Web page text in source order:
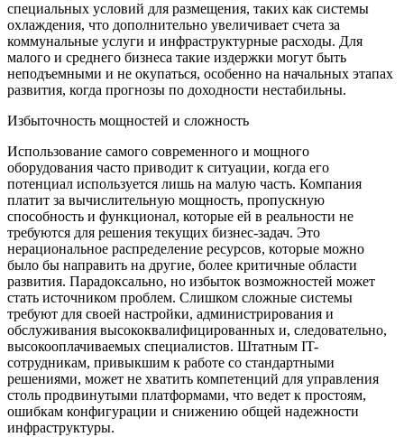
специальных условий для размещения, таких как системы
охлаждения, что дополнительно увеличивает счета за
коммунальные услуги и инфраструктурные расходы. Для
малого и среднего бизнеса такие издержки могут быть
неподъемными и не окупаться, особенно на начальных этапах
развития, когда прогнозы по доходности нестабильны.
Избыточность мощностей и сложность
Использование самого современного и мощного
оборудования часто приводит к ситуации, когда его
потенциал используется лишь на малую часть. Компания
платит за вычислительную мощность, пропускную
способность и функционал, которые ей в реальности не
требуются для решения текущих бизнес-задач. Это
нерациональное распределение ресурсов, которые можно
было бы направить на другие, более критичные области
развития. Парадоксально, но избыток возможностей может
стать источником проблем. Слишком сложные системы
требуют для своей настройки, администрирования и
обслуживания высококвалифицированных и, следовательно,
высокооплачиваемых специалистов. Штатным IT-
сотрудникам, привыкшим к работе со стандартными
решениями, может не хватить компетенций для управления
столь продвинутыми платформами, что ведет к простоям,
ошибкам конфигурации и снижению общей надежности
инфраструктуры.